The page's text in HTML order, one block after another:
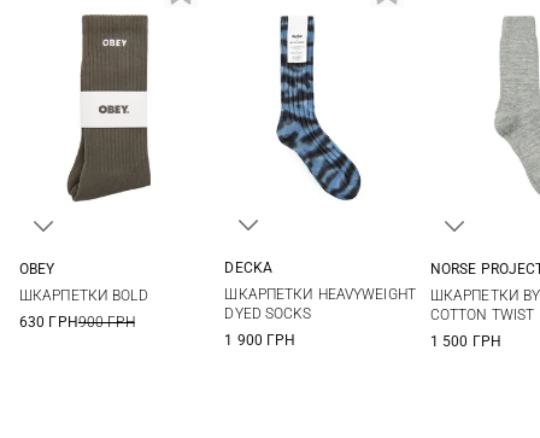
OBEY
ШКАРПЕТКИ BOLD
630 ГРН900 ГРН
DECKA
ШКАРПЕТКИ HEAVYWEIGHT
DYED SOCKS
1 900 ГРН
NORSE
ШКАРПЕТКИ
COTTON TWIST
1 500 ГРН